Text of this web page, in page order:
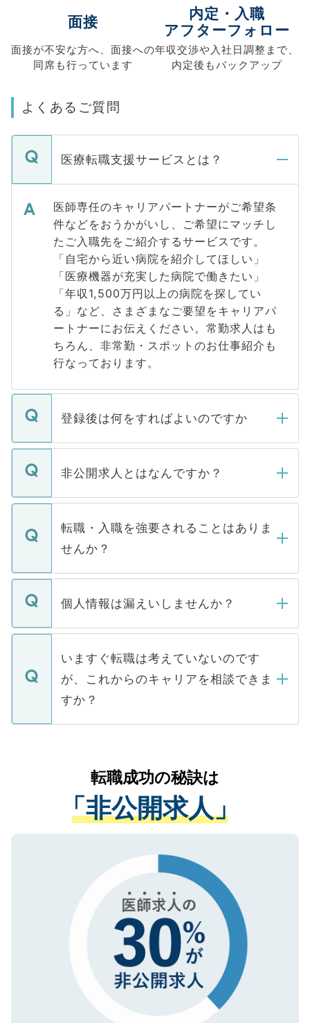
面接
面接が不安な方へ、 面接への
同席も行っています
内定・入職
アフターフォロー
年収交渉や入社日調整まで、
内定後もバックアップ
よくあるご質問
医療転職支援サービスとは？
医師専任のキャリアパートナーがご希望条
件などをおうかがいし、ご希望にマッチし
たご入職先をご紹介するサービスです。
「自宅から近い病院を紹介してほしい」
「医療機器が充実した病院で働きたい」
「年収1,500万円以上の病院を探してい
る」など、さまざまなご要望をキャリアパ
ートナーにお伝えください。常勤求人はも
ちろん、非常勤・スポットのお仕事紹介も
行なっております。
登録後は何をすればよいのですか
ご登録いただきましたら、弊社担当者がご
登録内容を確認し、その後メールもしくは
ます。通常、5営業日以内にはご連絡をせて
いただきますので、しばらくお待ちくださ
い。
非公開求人とはなんですか？
マイナビDOCTORで取り扱っている求人の
うち約3割は、Webサイトからご覧いただ
けない「非公開求人」です。非公開求人は
下記の理由によって、一般には公開してい
ません。
■応募殺到を避けるため 人気のある医療機
関を公にしてしまうと、応募が殺到する場
に、医療機関が求める条件に合った人材の
みを人材紹介会社に依頼するケースが増え
ています。
転職・入職を強要されることはありま
せんか？
転職・入職を強要することは一切ありませ
ん。また、仮に応募先から内定をいただい
定を承諾する必要はありません。内定先へ
の辞退の連絡はキャリアパートナーが行い
ますので、ご安心ください。
個人情報は漏えいしませんか？
個人情報が漏えいすることはありませんの
で、ご安心ください。当サイトからの登録
などで収集したご登録者様の個人情報は、
ご本人のキャリアアップおよび転職活動の
支援を目的に使用いたします。お預かりし
ているすべての個人データはご本人の許可
は、個人情報の取り扱いについての厳密な
管理基準を満たした事業者のみに付与され
る、プライバシーマークを取得済みです。
ご登録いただいた個人情報は、SSL（デー
で、機密保持に関してもご安心ください。
いますぐ転職は考えていないのです
が、これからのキャリアを相談できま
すか？
かがいして、現在の医療機関の状況や紹介
経験をまじえながら、適切なアドバイスを
させていただきます。すぐにご転職をされ
ない方には、長期的なサポートが可能です
ので、まずはご登録ください。
転職成功の秘訣は
「非公開求人」